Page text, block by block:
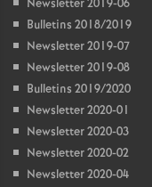
Newsletter 2019-06
Bulletins 2018/2019
Newsletter 2019-07
Newsletter 2019-08
Bulletins 2019/2020
Newsletter 2020-01
Newsletter 2020-03
Newsletter 2020-02
Newsletter 2020-04